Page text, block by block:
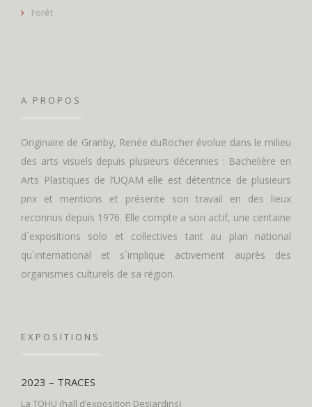
Forêt
A PROPOS
Originaire de Granby, Renée duRocher évolue dans le milieu
des arts visuels depuis plusieurs décennies : Bachelière en
Arts Plastiques de l’UQAM elle est détentrice de plusieurs
prix et mentions et présente son travail en des lieux
reconnus depuis 1976. Elle compte a son actif, une centaine
d`expositions solo et collectives tant au plan national
qu`international et s`implique activement auprès des
organismes culturels de sa région.
EXPOSITIONS
2023 – TRACES
La TOHU (hall d’exposition Desjardins)